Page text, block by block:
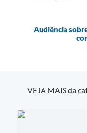
Audiência
VEJA MAIS da